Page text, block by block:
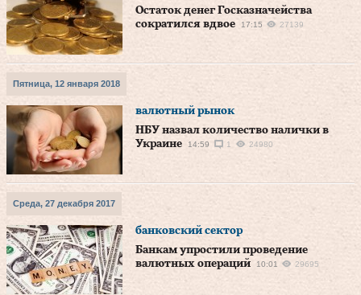
Остаток денег Госказначейства
сократился вдвое
17:15 27139
Пятница, 12 января 2018
валютный рынок
НБУ назвал количество налички в
Украине
14:59 1 24980
Среда, 27 декабря 2017
банковский сектор
Банкам упростили проведение
валютных операций
10:01 29695